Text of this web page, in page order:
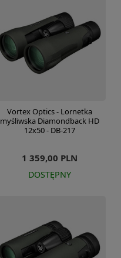
Vortex Optics - Lornetka
myśliwska Diamondback HD
12x50 - DB-217
1 359,00 PLN
DOSTĘPNY